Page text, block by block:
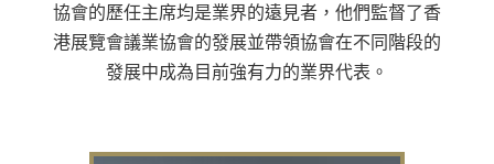
協會的歷任主席均是業界的遠見者，他們監督了香
港展覽會議業協會的發展並帶領協會在不同階段的
發展中成為目前強有力的業界代表。